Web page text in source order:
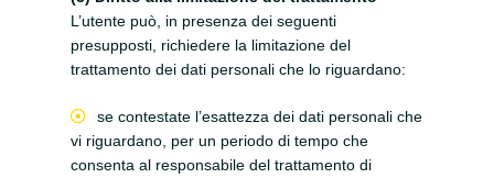
L’utente può, in presenza dei seguenti
presupposti, richiedere la limitazione del
trattamento dei dati personali che lo riguardano:
se contestate l’esattezza dei dati personali che
vi riguardano, per un periodo di tempo che
consenta al responsabile del trattamento di